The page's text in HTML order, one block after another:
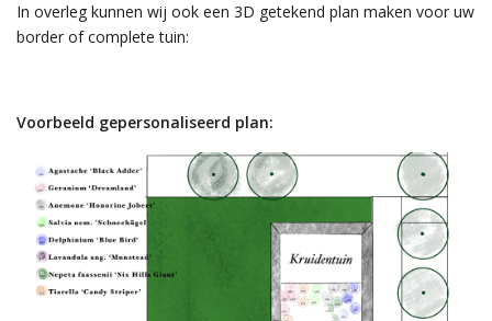
In overleg kunnen wij ook een 3D getekend plan maken voor uw
border of complete tuin:
Voorbeeld gepersonaliseerd plan: